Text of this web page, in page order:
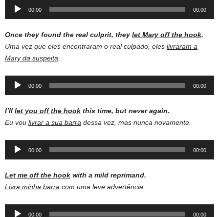
Audio
00:00 00:00
Once they found the real culprit, they let Mary off the hook.
Uma vez que eles encontraram o real culpado, eles livraram a
Mary da suspeita
Audio
00:00 00:00
I’ll let you off the hook this time, but never again.
Eu vou livrar a sua barra dessa vez, mas nunca novamente.
Audio
00:00 00:00
Let me off the hook with a mild reprimand.
Livra minha barra com uma leve advertência.
Audio
00:00 00:00